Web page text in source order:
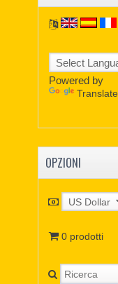
Powered by
Translate
OPZIONI
0 prodotti